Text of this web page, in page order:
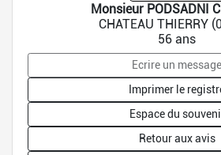
Monsieur PODSADNI
CHATEAU THIERRY
56 ans
Ecrire un message
Imprimer le
Espace du
Retour aux avis